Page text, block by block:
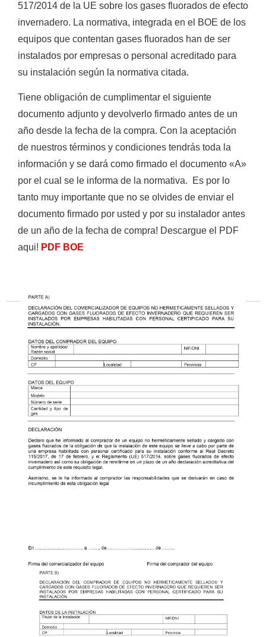
Ver todos los resultados
517/2014 de la UE sobre los gases fluorados de efecto
invernadero. La normativa, integrada en el BOE de los
equipos que contentan gases fluorados han de ser
instalados por empresas o personal acreditado para
su instalación según la normativa citada.
Tiene obligación de cumplimentar el siguiente
documento adjunto y devolverlo firmado antes de un
año desde la fecha de la compra. Con la aceptación
de nuestros términos y condiciones tendrás toda la
información y se dará como firmado el documento «A»
por el cual se le informa de la normativa. Es por lo
tanto muy importante que no se olvides de enviar el
documento firmado por usted y por su instalador antes
de un año de la fecha de compra! Descargue el PDF
aqui! PDF BOE